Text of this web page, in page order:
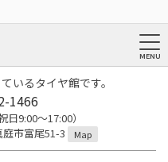
いるタイヤ館です。
1466
9:00～17:00）
市富尾51-3
Map